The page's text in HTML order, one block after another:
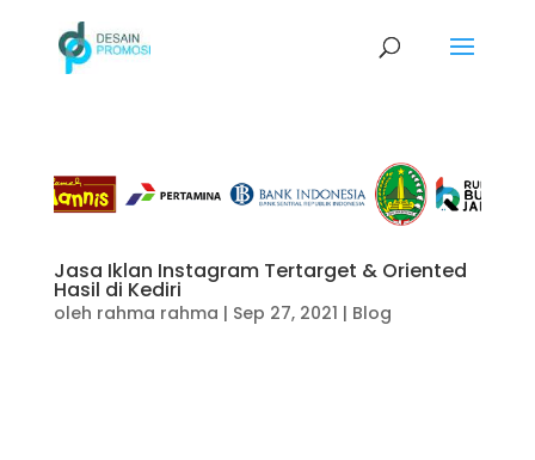
Jasa Iklan Instagram Tertarget & Oriented
Hasil di Kediri
oleh rahma rahma | Sep 27, 2021 | Blog